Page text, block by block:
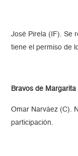
José Pirela (IF). Se
tiene el permiso de
Bravos de Margarita
Omar Narváez (C).
participación.